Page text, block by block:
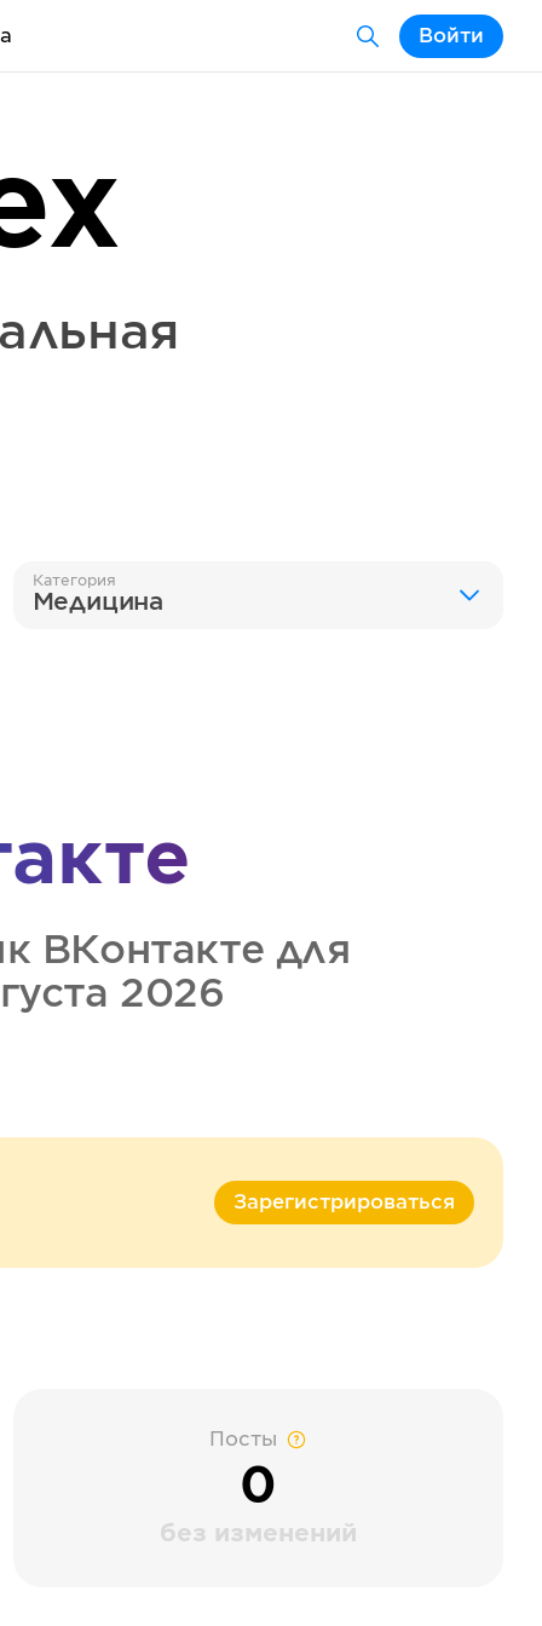
Войти
Категория
Медицина
ВКонтакте для
2026
Зарегистрироваться
Посты
0
без изменений